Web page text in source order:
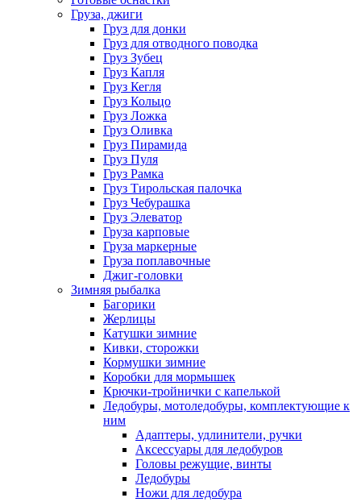
Груза, джиги
Груз для донки
Груз для отводного поводка
Груз Зубец
Груз Капля
Груз Кегля
Груз Кольцо
Груз Ложка
Груз Оливка
Груз Пирамида
Груз Пуля
Груз Рамка
Груз Тирольская палочка
Груз Чебурашка
Груз Элеватор
Груза карповые
Груза маркерные
Груза поплавочные
Джиг-головки
Зимняя рыбалка
Багорики
Жерлицы
Катушки зимние
Кивки, сторожки
Кормушки зимние
Коробки для мормышек
Крючки-тройнички с капелькой
Ледобуры, мотоледобуры, комплектующие к
ним
Адаптеры, удлинители, ручки
Аксессуары для ледобуров
Головы режущие, винты
Ледобуры
Ножи для ледобура